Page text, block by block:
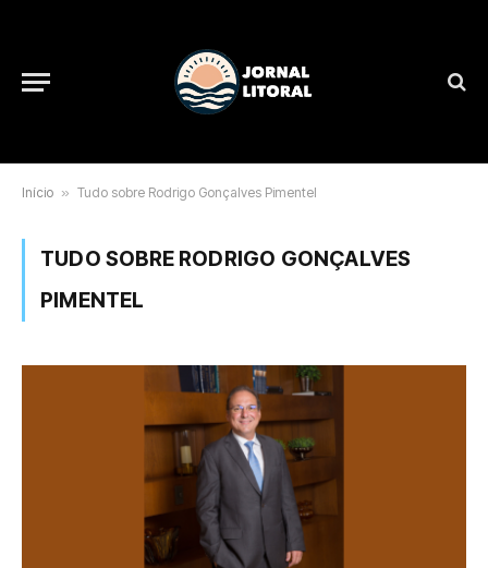
Início » Tudo sobre Rodrigo Gonçalves Pimentel
TUDO SOBRE RODRIGO GONÇALVES
PIMENTEL